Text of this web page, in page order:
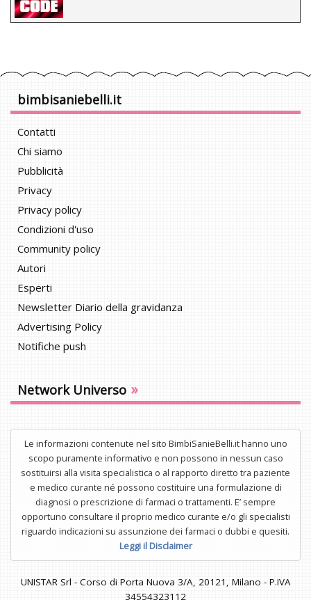
bimbisaniebelli.it
Contatti
Chi siamo
Pubblicità
Privacy
Privacy policy
Condizioni d'uso
Community policy
Autori
Esperti
Newsletter Diario della gravidanza
Advertising Policy
Notifiche push
Network Universo »
Le informazioni contenute nel sito BimbiSanieBelli.it hanno uno
scopo puramente informativo e non possono in nessun caso
sostituirsi alla visita specialistica o al rapporto diretto tra paziente
e medico curante né possono costituire una formulazione di
diagnosi o prescrizione di farmaci o trattamenti. E’ sempre
opportuno consultare il proprio medico curante e/o gli specialisti
riguardo indicazioni su assunzione dei farmaci o dubbi e quesiti.
Leggi il Disclaimer
UNISTAR Srl - Corso di Porta Nuova 3/A, 20121, Milano - P.IVA
34554323112